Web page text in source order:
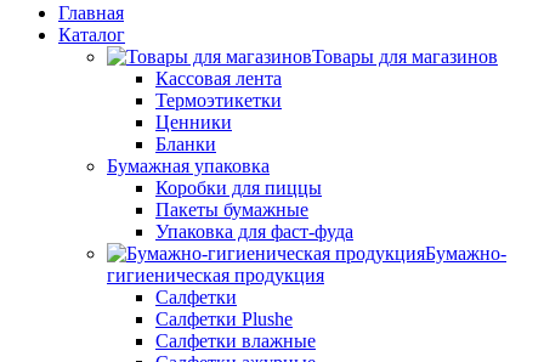
Главная
Каталог
Товары для магазинов
Кассовая лента
Термоэтикетки
Ценники
Бланки
Бумажная упаковка
Коробки для пиццы
Пакеты бумажные
Упаковка для фаст-фуда
Бумажно-
гигиеническая продукция
Салфетки
Салфетки Plushe
Салфетки влажные